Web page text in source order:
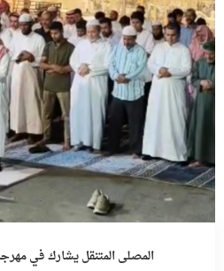
المصلى المتنقل يشارك في